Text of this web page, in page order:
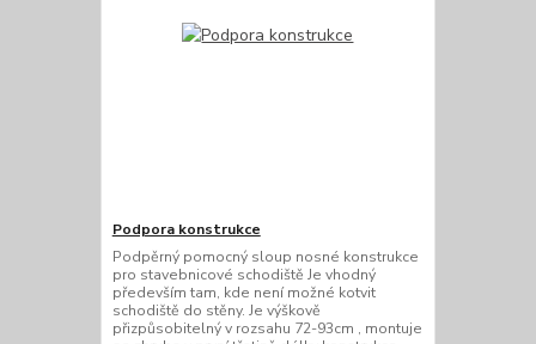
Podpora konstrukce
Podpěrný pomocný sloup nosné konstrukce
pro stavebnicové schodiště Je vhodný
především tam, kde není možné kotvit
schodiště do stěny. Je výškově
přizpůsobitelný v rozsahu 72-93cm , montuje